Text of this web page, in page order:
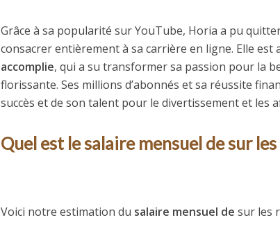
Grâce à sa popularité sur YouTube, Horia a pu
consacrer entièrement à sa carrière en ligne. Elle est
accomplie, qui a su transformer sa passion pour la
florissante. Ses millions d’abonnés et sa réussite
succès et de son talent pour le divertissement et les
Quel est le salaire mensuel de sur
Voici notre estimation du salaire mensuel desur les